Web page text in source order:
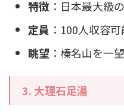
特徴 ：日本最大級
定員 ：100人収容
眺望 ：榛名山を一望
3. 大理石足湯